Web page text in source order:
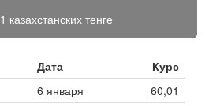
1 казахстанских тенге
Дата
Курс
6 января
60,01